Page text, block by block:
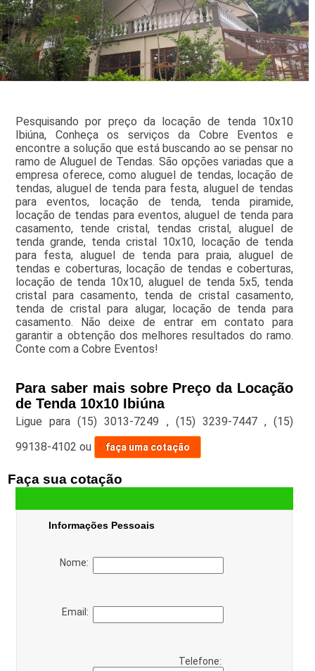
Pesquisando por preço da locação de tenda 10x10
Ibiúna, Conheça os serviços da Cobre Eventos e
encontre a solução que está buscando ao se pensar no
ramo de Aluguel de Tendas. São opções variadas que a
empresa oferece, como aluguel de tendas, locação de
tendas, aluguel de tenda para festa, aluguel de tendas
para eventos, locação de tenda, tenda piramide,
locação de tendas para eventos, aluguel de tenda para
casamento, tende cristal, tendas cristal, aluguel de
tenda grande, tenda cristal 10x10, locação de tenda
para festa, aluguel de tenda para praia, aluguel de
tendas e coberturas, locação de tendas e coberturas,
locação de tenda 10x10, aluguel de tenda 5x5, tenda
cristal para casamento, tenda de cristal casamento,
tenda de cristal para alugar, locação de tenda para
casamento. Não deixe de entrar em contato para
garantir a obtenção dos melhores resultados do ramo.
Conte com a Cobre Eventos!
Para saber mais sobre Preço da Locação
de Tenda 10x10 Ibiúna
Ligue para(15) 3013-7249 , (15) 3239-7447 ,(15)
99138-4102 ou faça uma cotação
Faça sua cotação
Informações Pessoais
Nome:
Email:
Telefone: